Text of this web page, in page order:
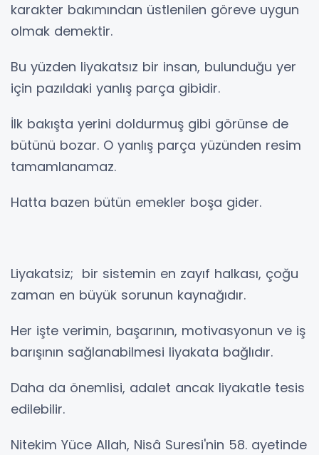
karakter bakımından üstlenilen göreve uygun
olmak demektir.
Bu yüzden liyakatsız bir insan, bulunduğu yer
için pazıldaki yanlış parça gibidir.
İlk bakışta yerini doldurmuş gibi görünse de
bütünü bozar. O yanlış parça yüzünden resim
tamamlanamaz.
Hatta bazen bütün emekler boşa gider.
Liyakatsiz; bir sistemin en zayıf halkası, çoğu
zaman en büyük sorunun kaynağıdır.
Her işte verimin, başarının, motivasyonun ve iş
barışının sağlanabilmesi liyakata bağlıdır.
Daha da önemlisi, adalet ancak liyakatle tesis
edilebilir.
Nitekim Yüce Allah, Nisâ Suresi'nin 58. ayetinde